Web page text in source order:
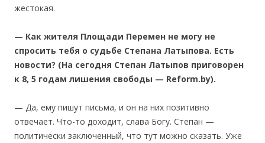
жестокая.
— Как жителя Площади Перемен не могу не
спросить тебя о судьбе Степана Латыпова. Есть
новости? (На сегодня Степан Латыпов приговорен
к 8, 5 годам лишения свободы — Reform.by).
— Да, ему пишут письма, и он на них позитивно
отвечает. Что-то доходит, слава Богу. Степан —
политически заключенный, что тут можно сказать. Уже